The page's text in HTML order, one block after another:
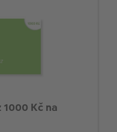
1000 Kč na